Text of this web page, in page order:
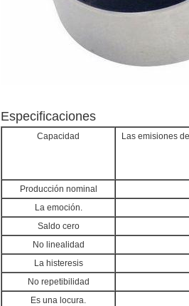
Especificaciones
Capacidad
Las emisiones
Producción nominal
La emoción.
Saldo cero
No linealidad
La histeresis
No repetibilidad
Es una locura.